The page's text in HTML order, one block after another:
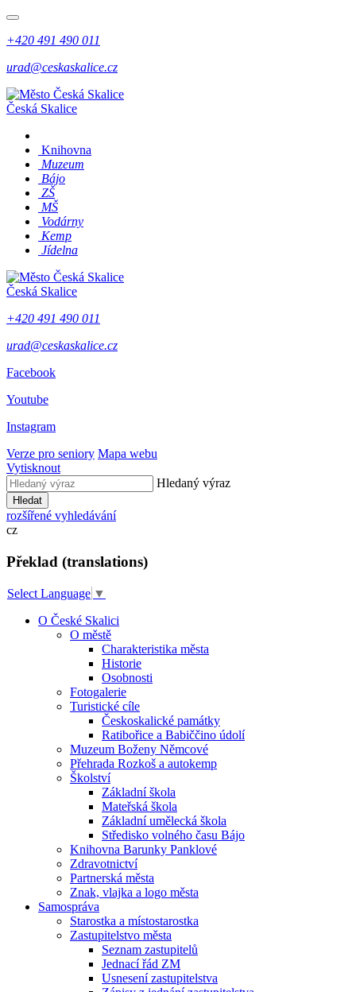
+420 491 490 011
urad@ceskaskalice.cz
Česká Skalice
Knihovna
Muzeum
Bájo
ZŠ
MŠ
Vodárny
Kemp
Jídelna
Česká Skalice
+420 491 490 011
urad@ceskaskalice.cz
Facebook
Youtube
Instagram
Verze pro seniory Mapa webu
Vytisknout
Hledaný výraz
Hledat
rozšířené vyhledávání
cz
Překlad (translations)
Select Language ▼
O České Skalici
O městě
Charakteristika města
Historie
Osobnosti
Fotogalerie
Turistické cíle
Českoskalické památky
Ratibořice a Babiččino údolí
Muzeum Boženy Němcové
Přehrada Rozkoš a autokemp
Školství
Základní škola
Mateřská škola
Základní umělecká škola
Středisko volného času Bájo
Knihovna Barunky Panklové
Zdravotnictví
Partnerská města
Znak, vlajka a logo města
Samospráva
Starostka a místostarostka
Zastupitelstvo města
Seznam zastupitelů
Jednací řád ZM
Usnesení zastupitelstva